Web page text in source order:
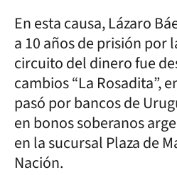
En esta causa, Lázaro
a 10 años de prisión por
circuito del dinero fue
cambios “La Rosadita”,
pasó por bancos de
en bonos soberanos
en la sucursal Plaza de
Nación.